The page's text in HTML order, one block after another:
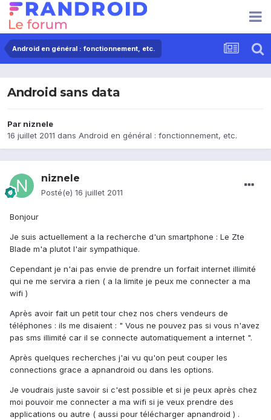
Android en général : fonctionnement, etc.
Android sans data
Par niznele
16 juillet 2011 dans Android en général : fonctionnement, etc.
niznele
Posté(e) 16 juillet 2011
Bonjour
Je suis actuellement a la recherche d'un smartphone : Le Zte
Blade m'a plutot l'air sympathique.
Cependant je n'ai pas envie de prendre un forfait internet illimité
qui ne me servira a rien ( a la limite je peux me connecter a ma
wifi )
Après avoir fait un petit tour chez nos chers vendeurs de
téléphones : ils me disaient : " Vous ne pouvez pas si vous n'avez
pas sms illimité car il se connecte automatiquement a internet ".
Après quelques recherches j'ai vu qu'on peut couper les
connections grace a apnandroid ou dans les options.
Je voudrais juste savoir si c'est possible et si je peux après chez
moi pouvoir me connecter a ma wifi si je veux prendre des
applications ou autre ( aussi pour télécharger apnandroid ) .